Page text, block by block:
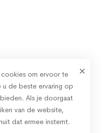
om ervoor te
u de beste ervaring op
Als je doorgaat
van de website,
dat ermee instemt.